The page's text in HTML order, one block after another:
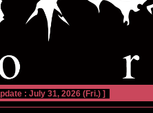
: July 31, 2026 (Fri.) ]